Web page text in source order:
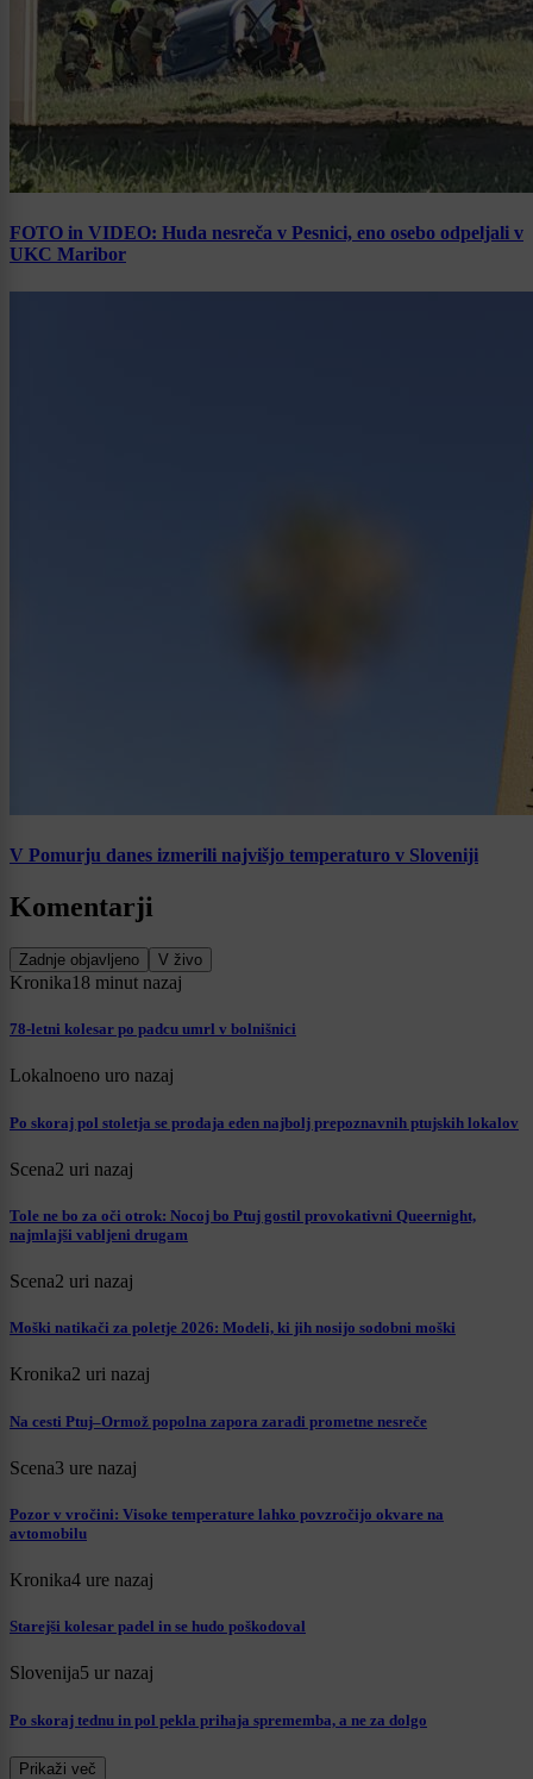
FOTO in VIDEO: Huda nesreča v Pesnici, eno osebo odpeljali v
UKC Maribor
V Pomurju danes izmerili najvišjo temperaturo v Sloveniji
Komentarji
Zadnje objavljeno V živo
Kronika18 minut nazaj
78-letni kolesar po padcu umrl v bolnišnici
Lokalnoeno uro nazaj
Po skoraj pol stoletja se prodaja eden najbolj prepoznavnih ptujskih lokalov
Scena2 uri nazaj
Tole ne bo za oči otrok: Nocoj bo Ptuj gostil provokativni Queernight,
najmlajši vabljeni drugam
Scena2 uri nazaj
Moški natikači za poletje 2026: Modeli, ki jih nosijo sodobni moški
Kronika2 uri nazaj
Na cesti Ptuj–Ormož popolna zapora zaradi prometne nesreče
Scena3 ure nazaj
Pozor v vročini: Visoke temperature lahko povzročijo okvare na
avtomobilu
Kronika4 ure nazaj
Starejši kolesar padel in se hudo poškodoval
Slovenija5 ur nazaj
Po skoraj tednu in pol pekla prihaja sprememba, a ne za dolgo
Prikaži več